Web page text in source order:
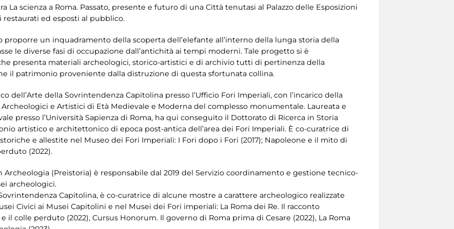
La scienza a Roma. Passato, presente e futuro di una Città tenutasi al Palazzo delle Esposizioni
restaurati ed esposti al pubblico.
proporre un inquadramento della scoperta dell’elefante all’interno della lunga storia della
le diverse fasi di occupazione dall’antichità ai tempi moderni. Tale progetto si è
presenta materiali archeologici, storico-artistici e di archivio tutti di pertinenza della
il patrimonio proveniente dalla distruzione di questa sfortunata collina.
dell’Arte della Sovrintendenza Capitolina presso l’Ufficio Fori Imperiali, con l’incarico della
e Artistici di Età Medievale e Moderna del complesso monumentale. Laureata e
presso l’Università Sapienza di Roma, ha qui conseguito il Dottorato di Ricerca in Storia
artistico e architettonico di epoca post-antica dell’area dei Fori Imperiali. È co-curatrice di
e allestite nel Museo dei Fori Imperiali: I Fori dopo i Fori (2017); Napoleone e il mito di
(2022).
Archeologia (Preistoria) è responsabile dal 2019 del Servizio coordinamento e gestione tecnico-
archeologici.
Capitolina, è co-curatrice di alcune mostre a carattere archeologico realizzate
Civici ai Musei Capitolini e nel Musei dei Fori imperiali: La Roma dei Re. Il racconto
e il colle perduto (2022), Cursus Honorum. Il governo di Roma prima di Cesare (2022), La Roma